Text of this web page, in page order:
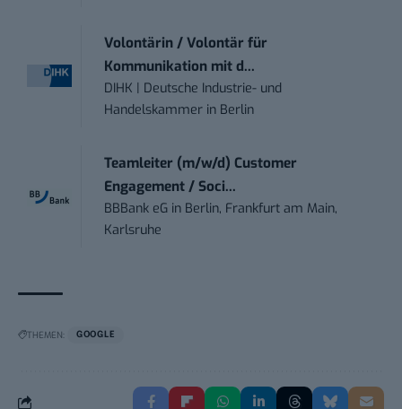
Volontärin / Volontär für
Kommunikation mit d...
DIHK | Deutsche Industrie- und
Handelskammer in Berlin
Teamleiter (m/w/d) Customer
Engagement / Soci...
BBBank eG in Berlin, Frankfurt am Main,
Karlsruhe
THEMEN: GOOGLE